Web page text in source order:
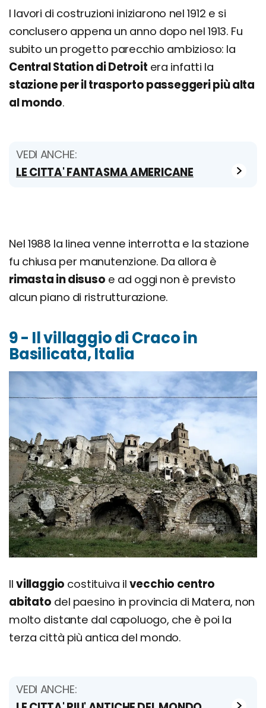
I lavori di costruzioni iniziarono nel 1912 e si
conclusero appena un anno dopo nel 1913. Fu
subito un progetto parecchio ambizioso: la
Central Station di Detroit era infatti la
stazione per il trasporto passeggeri più alta
al mondo.
VEDI ANCHE:
LE CITTA' FANTASMA AMERICANE
Nel 1988 la linea venne interrotta e la stazione
fu chiusa per manutenzione. Da allora è
rimasta in disuso e ad oggi non è previsto
alcun piano di ristrutturazione.
9 - Il villaggio di Craco in
Basilicata, Italia
Il villaggio costituiva il vecchio centro
abitato del paesino in provincia di Matera, non
molto distante dal capoluogo, che è poi la
terza città più antica del mondo.
VEDI ANCHE: